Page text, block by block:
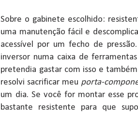
Sobre o gabinete escolhido:
uma manutenção fácil e
acessível por um fecho de
inversor numa caixa de
pretendia gastar com isso e
resolvi sacrificar meu porta-
um dia. Se você for montar esse
bastante resistente para que